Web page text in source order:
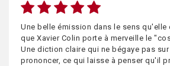
Une belle émission dans le sens qu'elle
que Xavier Colin porte à merveille le
Une diction claire qui ne bégaye pas
prononcer, ce qui laisse à penser qu'il